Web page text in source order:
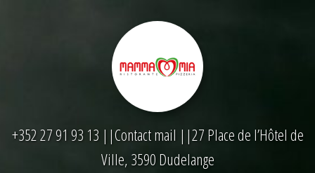
+352 27 91 93 13 ||Contact mail ||27 Place de l’Hôtel de
Ville, 3590 Dudelange